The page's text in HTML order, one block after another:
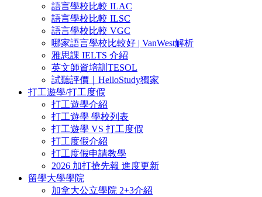
語言學校比較 ILAC
語言學校比較 ILSC
語言學校比較 VGC
哪家語言學校比較好 | VanWest解析
雅思課 IELTS 介紹
英文師資培訓TESOL
試聽評價｜HelloStudy獨家
打工遊學/打工度假
打工遊學介紹
打工遊學 學校列表
打工遊學 VS 打工度假
打工度假介紹
打工度假申請教學
2026 加打搶先報 進度更新
留學大學學院
加拿大公立學院 2+3介紹